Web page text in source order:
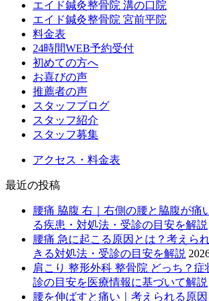
エイド鍼灸整骨院 溝の口院
エイド鍼灸整骨院 宮前平院
料金表
24時間WEB予約受付
初めての方へ
お喜びの声
推薦者の声
スタッフブログ
スタッフ紹介
スタッフ募集
アクセス・料金表
最近の投稿
腰痛 脇腹 右｜右側の腰と脇腹が痛
る疾患・対処法・受診の目安を解説
腰痛 急に起こる原因とは？考えら
きる対処法・受診の目安を解説
肩こり 整形外科 整骨院 どっち？
診の目安を医療情報に基づいて解説
腰を伸ばすと痛い｜考えられる原